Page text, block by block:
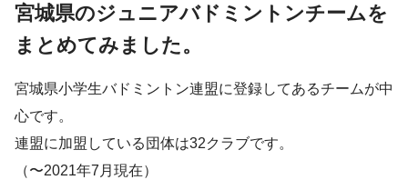
宮城県のジュニアバドミントンチームを
まとめてみました。
宮城県小学生バドミントン連盟に登録してあるチームが中
心です。
連盟に加盟している団体は32クラブです。
（〜2021年7月現在）